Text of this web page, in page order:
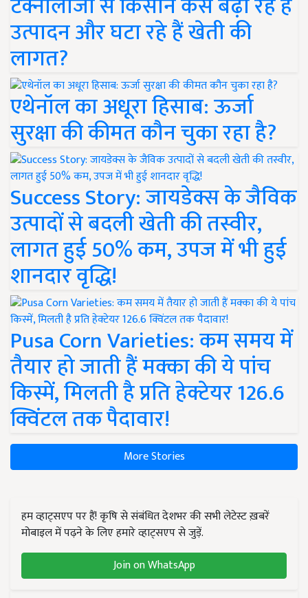
उत्पादन और घटा रहे हैं खेती की
लागत?
एथेनॉल का अधूरा हिसाब: ऊर्जा
सुरक्षा की कीमत कौन चुका रहा है?
Success Story: जायडेक्स के जैविक
उत्पादों से बदली खेती की तस्वीर,
लागत हुई 50% कम, उपज में भी हुई
शानदार वृद्धि!
Pusa Corn Varieties: कम समय में
तैयार हो जाती हैं मक्का की ये पांच
किस्में, मिलती है प्रति हेक्टेयर 126.6
क्विंटल तक पैदावार!
More Stories
हम व्हाट्सएप पर हैं! कृषि से संबंधित देशभर की सभी लेटेस्ट ख़बरें
मोबाइल में पढ़ने के लिए हमारे व्हाट्सएप से जुड़ें.
Join on WhatsApp